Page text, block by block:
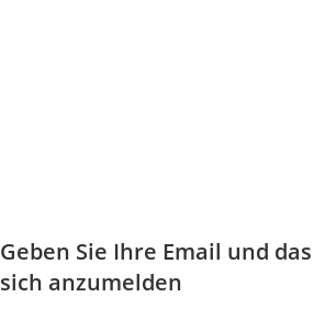
Geben Sie Ihre Email und
sich anzumelden